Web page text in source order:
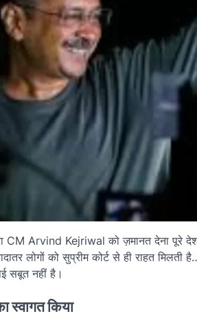
CM Arvind Kejriwal को ज़मानत देना
लोगों को सुप्रीम कोर्ट से ही राहत
सबूत नहीं है।
किया